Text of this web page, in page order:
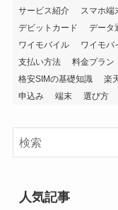
サービス紹介
スマホ端
デビットカード
データ
ワイモバイル
ワイモバ
支払い方法
料金プラン
格安SIMの基礎知識
楽
申込み
端末 選び方
人気記事